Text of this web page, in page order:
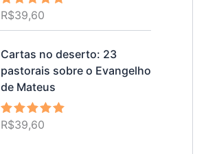
Avaliação
R$39,60
Cartas no deserto: 23
pastorais sobre o Evangelho
de Mateus
Avaliação
R$39,60